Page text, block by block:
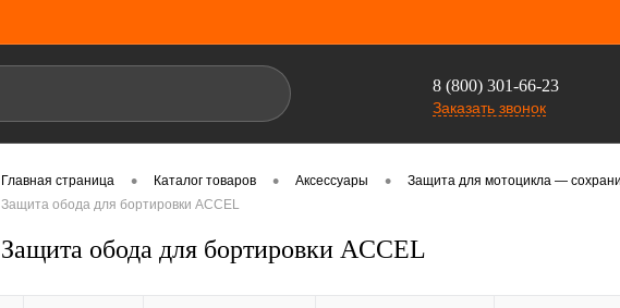
8 (800) 301-66-23
Заказать звонок
Главная страница • Каталог товаров • Аксессуары •
Защита для мотоцикла —
Защита обода для бортировки ACCEL
Защита обода для бортировки ACCEL